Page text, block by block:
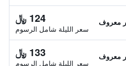
معروف 124 ﷼
سعر الليلة شامل الرسوم
معروف 133 ﷼
سعر الليلة شامل الرسوم